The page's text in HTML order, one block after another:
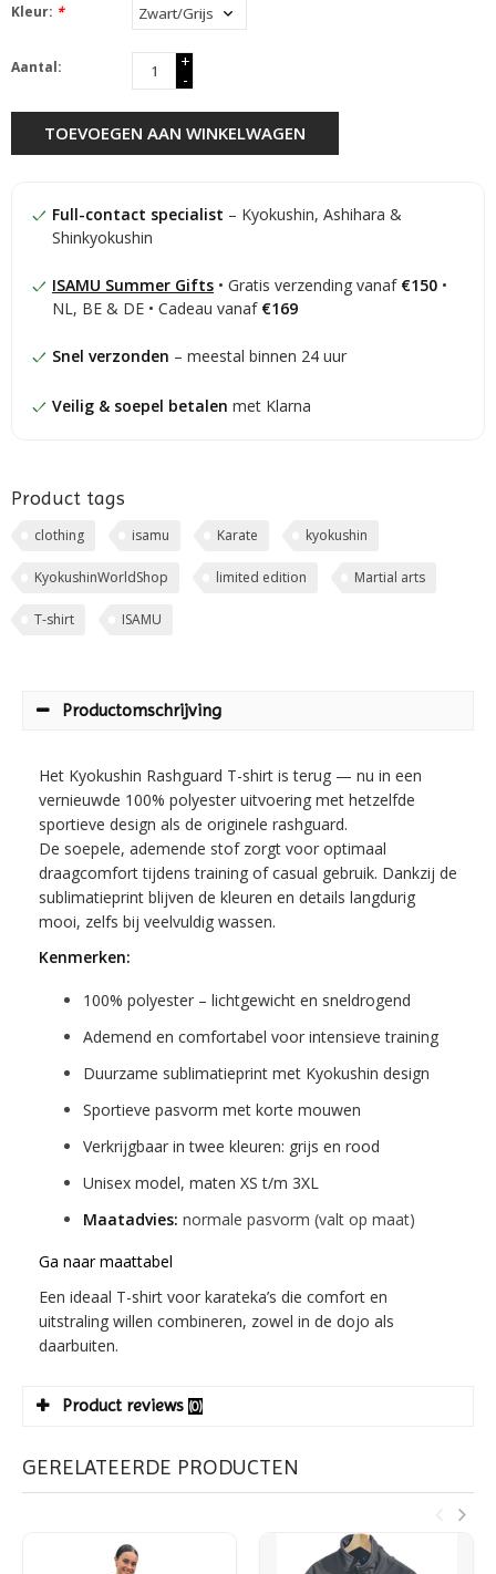
Kleur: *
Aantal:
+
-
TOEVOEGEN AAN WINKELWAGEN
Full-contact specialist – Kyokushin, Ashihara &
Shinkyokushin
ISAMU Summer Gifts • Gratis verzending vanaf €150 •
NL, BE & DE • Cadeau vanaf €169
Snel verzonden – meestal binnen 24 uur
Veilig & soepel betalen met Klarna
Product tags
clothing isamu Karate kyokushin
KyokushinWorldShop limited edition Martial arts
T-shirt ISAMU
Productomschrijving
Het Kyokushin Rashguard T-shirt is terug — nu in een
vernieuwde 100% polyester uitvoering met hetzelfde
sportieve design als de originele rashguard.
De soepele, ademende stof zorgt voor optimaal
draagcomfort tijdens training of casual gebruik. Dankzij de
sublimatieprint blijven de kleuren en details langdurig
mooi, zelfs bij veelvuldig wassen.
Kenmerken:
100% polyester – lichtgewicht en sneldrogend
Ademend en comfortabel voor intensieve training
Duurzame sublimatieprint met Kyokushin design
Sportieve pasvorm met korte mouwen
Verkrijgbaar in twee kleuren: grijs en rood
Unisex model, maten XS t/m 3XL
Maatadvies: normale pasvorm (valt op maat)
Ga naar maattabel
Een ideaal T-shirt voor karateka’s die comfort en
uitstraling willen combineren, zowel in de dojo als
daarbuiten.
Product reviews (0)
GERELATEERDE PRODUCTEN